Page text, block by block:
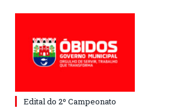
Edital do 2º Campeonato